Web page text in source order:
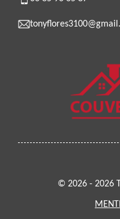
© 2026 - 2026